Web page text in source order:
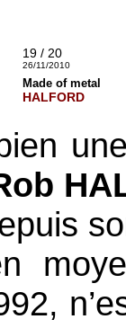
19 / 20
26/11/2010
Made of metal
HALFORD